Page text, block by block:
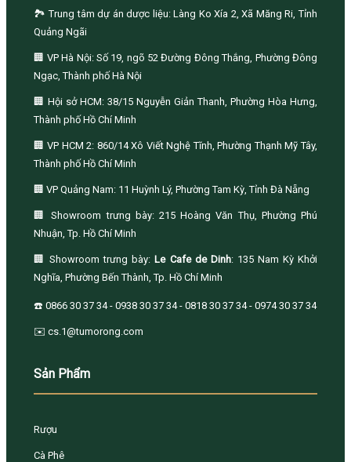
🏞️ Trung tâm dự án dược liệu: Làng Ko Xía 2, Xã Măng Ri, Tỉnh
Quảng Ngãi
🏢 VP Hà Nội: Số 19, ngõ 52 Đường Đông Thắng, Phường Đông
Ngạc, Thành phố Hà Nội
🏢 Hội sở HCM: 38/15 Nguyễn Giản Thanh, Phường Hòa Hưng,
Thành phố Hồ Chí Minh
🏢 VP HCM 2: 860/14 Xô Viết Nghệ Tĩnh, Phường Thạnh Mỹ Tây,
Thành phố Hồ Chí Minh
🏢 VP Quảng Nam: 11 Huỳnh Lý, Phường Tam Kỳ, Tỉnh Đà Nẵng
🏢 Showroom trưng bày: 215 Hoàng Văn Thụ, Phường Phú
Nhuận, Tp. Hồ Chí Minh
🏢 Showroom trưng bày: Le Cafe de Dinh: 135 Nam Kỳ Khởi
Nghĩa, Phường Bến Thành, Tp. Hồ Chí Minh
☎️ 0866 30 37 34 - 0938 30 37 34 - 0818 30 37 34 - 0974 30 37 34
✉️ cs.1@tumorong.com
Sản Phẩm
Rượu
Cà Phê